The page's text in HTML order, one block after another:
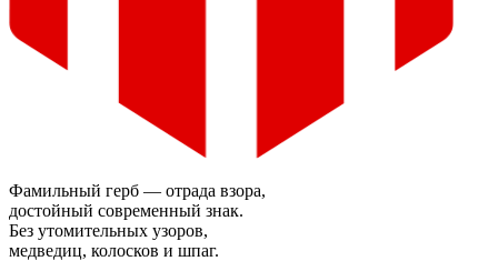
Фамильный герб — отрада взора,
достойный современный знак.
Без утомительных узоров,
медведиц, колосков и шпаг.